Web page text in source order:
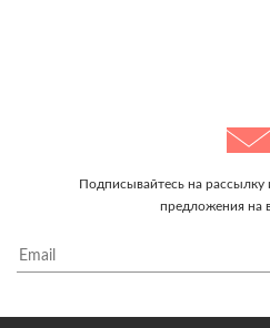
Подписывайтесь на рассылку
предложения на